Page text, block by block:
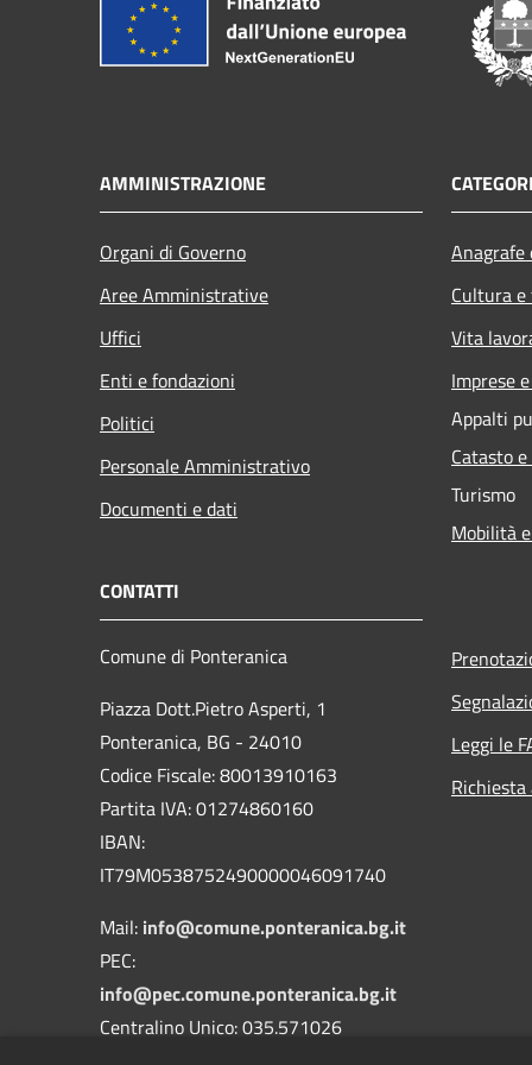
AMMINISTRAZIONE
Organi di Governo
Aree Amministrative
Uffici
Enti e fondazioni
Politici
Personale Amministrativo
Documenti e dati
Cultura
Vita
Imprese
Appalti
Catasto
Turismo
Mobilità
CONTATTI
Comune di Ponteranica
Piazza Dott.Pietro Asperti, 1
Ponteranica, BG - 24010
Codice Fiscale: 80013910163
Partita IVA: 01274860160
IBAN:
IT79M0538752490000046091740
Mail: info@comune.ponteranica.bg.it
PEC:
info@pec.comune.ponteranica.bg.it
Centralino Unico: 035.571026
Leggi le